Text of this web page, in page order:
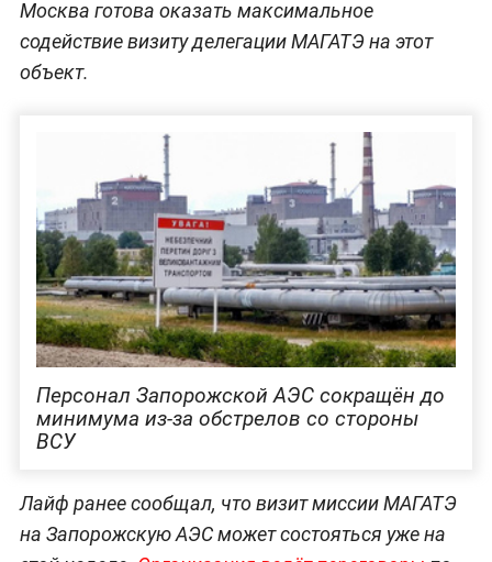
Москва готова оказать максимальное
содействие визиту делегации МАГАТЭ на этот
объект.
Персонал Запорожской АЭС сокращён до
минимума из-за обстрелов со стороны
ВСУ
Лайф ранее сообщал, что визит миссии МАГАТЭ
на Запорожскую АЭС может состояться уже на